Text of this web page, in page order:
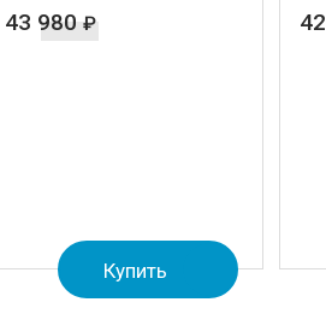
43 980 ₽
Купить